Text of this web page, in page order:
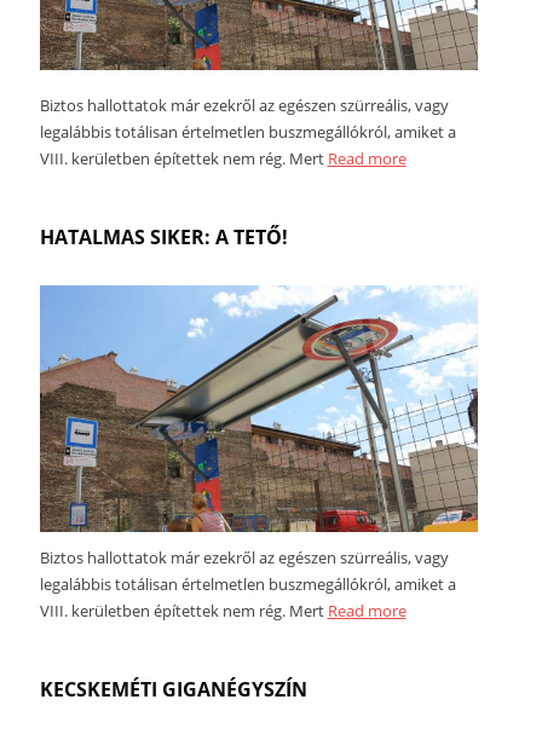
Biztos hallottatok már ezekről az egészen szürreális, vagy
legalábbis totálisan értelmetlen buszmegállókról, amiket a
VIII. kerületben építettek nem rég. Mert Read more
HATALMAS SIKER: A TETŐ!
Biztos hallottatok már ezekről az egészen szürreális, vagy
legalábbis totálisan értelmetlen buszmegállókról, amiket a
VIII. kerületben építettek nem rég. Mert Read more
KECSKEMÉTI GIGANÉGYSZÍN